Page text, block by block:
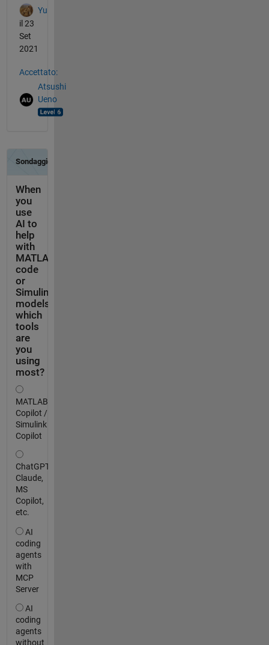
Yu
il 23
Set
2021
Accettato:
Atsushi
Ueno